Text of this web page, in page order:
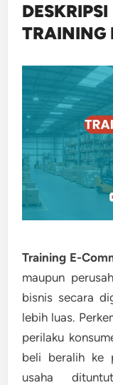
TRAINING
Training E-
maupun
bisnis secara
lebih luas.
perilaku
beli beralih ke
usaha